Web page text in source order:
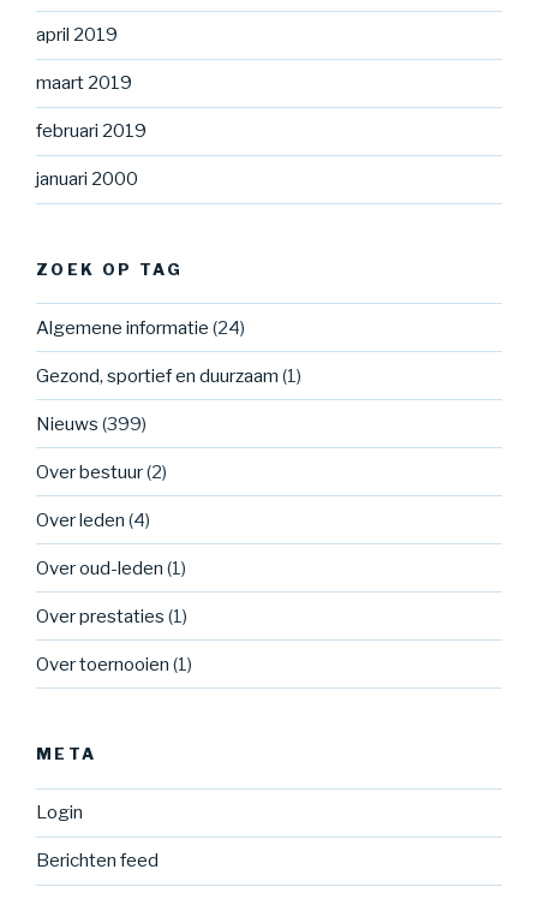
april 2019
maart 2019
februari 2019
januari 2000
ZOEK OP TAG
Algemene informatie (24)
Gezond, sportief en duurzaam (1)
Nieuws (399)
Over bestuur(2)
Over leden (4)
Over oud-leden (1)
Over prestaties (1)
Over toernooien (1)
META
Login
Berichten feed